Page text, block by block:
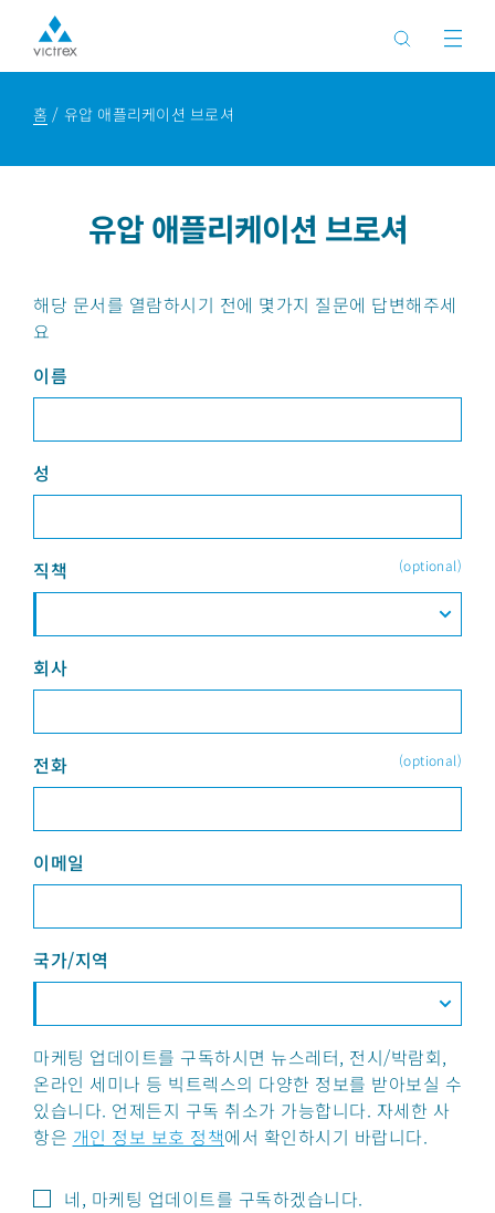
홈 유압 애플리케이션 브로셔
유압 애플리케이션 브로셔
해당 문서를 열람하시기 전에 몇가지 질문에 답변해주세
요
이름
성
직책 (optional)
회사
전화 (optional)
이메일
국가/지역
마케팅 업데이트를 구독하시면 뉴스레터, 전시/박람회,
온라인 세미나 등 빅트렉스의 다양한 정보를 받아보실 수
있습니다. 언제든지 구독 취소가 가능합니다. 자세한 사
항은 개인 정보 보호 정책에서 확인하시기 바랍니다.
네, 마케팅 업데이트를 구독하겠습니다.